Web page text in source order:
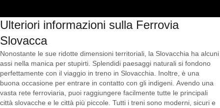
Ulteriori informazioni sulla Ferrovia
Slovacca
Nonostante le sue ridotte dimensioni territoriali, la Slovacchia ha alcuni
assi nella manica per stupirti. Splendidi paesaggi naturali si fondono
perfettamente con il viaggio in treno in Slovacchia. Inoltre, è una
buona occasione per entrare in contatto con gli indigeni. Avendo una
vasta rete ferroviaria, puoi raggiungere facilmente tutte le principali
città slovacche e le città più piccole. Tutti i treni sono moderni, sicuri e